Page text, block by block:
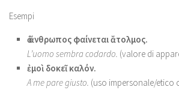
Esempi
ὁ ἄνθρωπος φαίνεται ἄτολμος.
L’uomo sembra codardo. (valore di
ἐμοὶ δοκεῖ καλόν.
A me pare giusto. (uso impersonale/etico